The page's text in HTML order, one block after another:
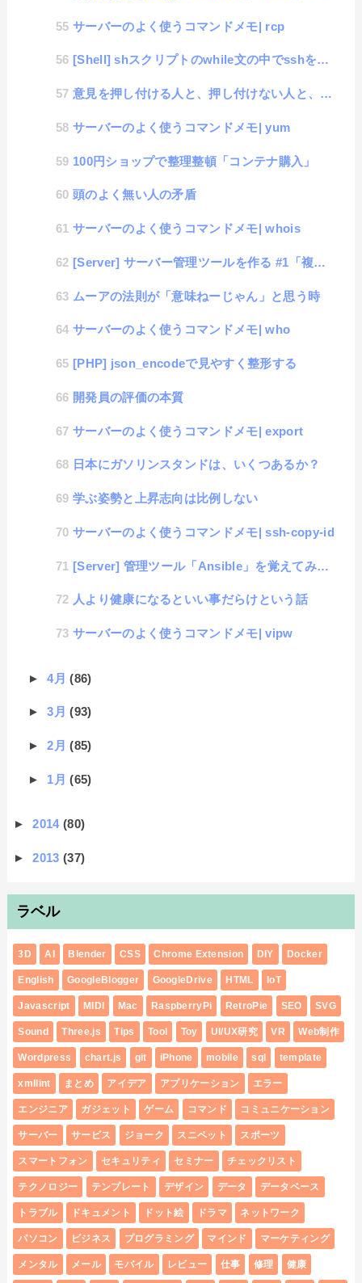
サーバーのよく使うコマンドメモ| rcp
[Shell] shスクリプトのwhile文の中でsshを実行すると1回しか実行されない件
意見を押し付ける人と、押し付けない人と、押し付けられる人。
サーバーのよく使うコマンドメモ| yum
100円ショップで整理整頓「コンテナ購入」
頭のよく無い人の矛盾
サーバーのよく使うコマンドメモ| whois
[Server] サーバー管理ツールを作る #1「複数サーバー管理」
ムーアの法則が「意味ねーじゃん」と思う時
サーバーのよく使うコマンドメモ| who
[PHP] json_encodeで見やすく整形する
開発員の評価の本質
サーバーのよく使うコマンドメモ| export
日本にガソリンスタンドは、いくつあるか？
学ぶ姿勢と上昇志向は比例しない
サーバーのよく使うコマンドメモ| ssh-copy-id
[Server] 管理ツール「Ansible」を覚えてみる #1「インストールと初期設定」
人より健康になるといい事だらけという話
サーバーのよく使うコマンドメモ| vipw
►4月(86)
►3月(93)
►2月(85)
► 1月(65)
►2014(80)
►2013(37)
ラベル
3D AI Blender CSS Chrome Extension DIY Docker
English GoogleBlogger GoogleDrive HTML IoT
Javascript MIDI Mac RaspberryPi RetroPie SEO SVG
Sound Three.js Tips Tool Toy UI/UX研究 VR Web制作
Wordpress chart.js git iPhone mobile sql template
xmllint まとめ アイデア アプリケーション エラー
エンジニア ガジェット ゲーム コマンド コミュニケーション
サーバー サービス ジョーク スニペット スポーツ
スマートフォン セキュリティ セミナー チェックリスト
テクノロジー テンプレート デザイン データ データベース
トラブル ドキュメント ドット絵 ドラマ ネットワーク
パソコン ビジネス プログラミング マインド マーケティング
メンタル メール モバイル レビュー 仕事 修理 健康